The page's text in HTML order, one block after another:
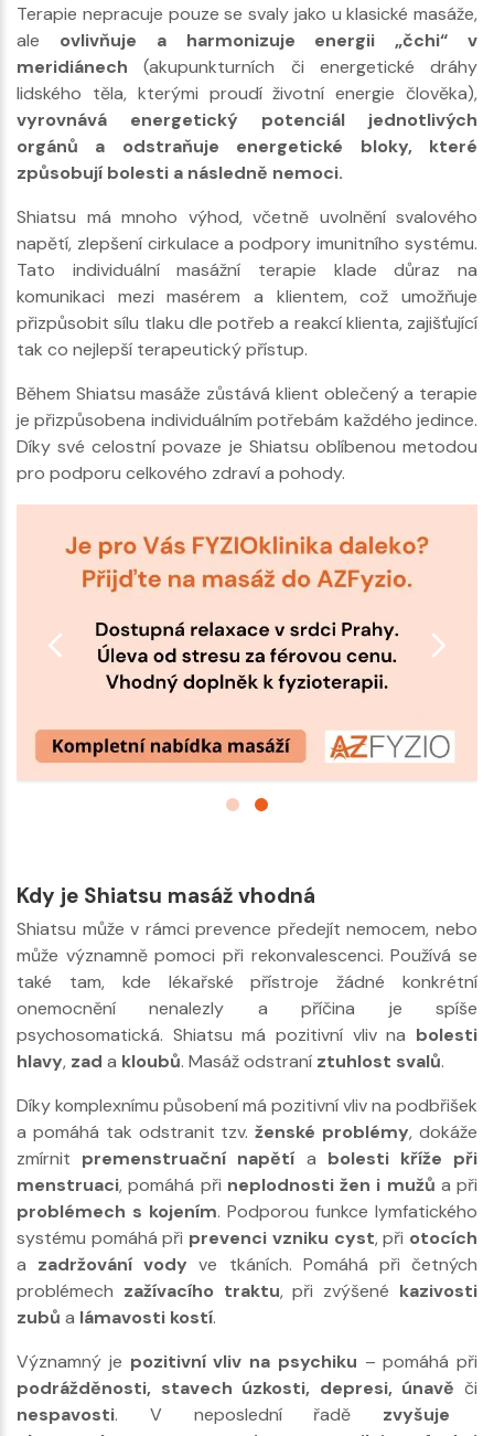
Terapie nepracuje pouze se svaly jako u klasické masáže,
ale ovlivňuje a harmonizuje energii „čchi“ v
meridiánech(akupunkturních či energetické dráhy
lidského těla, kterými proudí životní energie člověka),
vyrovnává energetický potenciál jednotlivých
orgánů a odstraňuje energetické bloky, které
způsobují bolesti a následně nemoci.
Shiatsu má mnoho výhod, včetně uvolnění svalového
napětí, zlepšení cirkulace a podpory imunitního systému.
Tato individuální masážní terapie klade důraz na
komunikaci mezi masérem a klientem, což umožňuje
přizpůsobit sílu tlaku dle potřeb a reakcí klienta, zajišťující
tak co nejlepší terapeutický přístup.
Během Shiatsu masáže zůstává klient oblečený a terapie
je přizpůsobena individuálním potřebám každého jedince.
Díky své celostní povaze je Shiatsu oblíbenou metodou
pro podporu celkového zdraví a pohody.
Kdy je Shiatsu masáž vhodná
Shiatsu může v rámci prevence předejít nemocem, nebo
může významně pomoci při rekonvalescenci. Používá se
také tam, kde lékařské přístroje žádné konkrétní
onemocnění nenalezly a příčina je spíše
psychosomatická. Shiatsu má pozitivní vliv na bolesti
hlavy, zad a kloubů. Masáž odstraní ztuhlost svalů.
Díky komplexnímu působení má pozitivní vliv na podbřišek
a pomáhá tak odstranit tzv. ženské problémy, dokáže
zmírnit premenstruační napětí a bolesti kříže při
menstruaci, pomáhá při neplodnosti žen i mužů a při
problémech s kojením. Podporou funkce lymfatického
systému pomáhá při prevenci vzniku cyst, při otocích
a zadržování vody ve tkáních. Pomáhá při četných
problémech zažívacího traktu, při zvýšené kazivosti
zubů a lámavosti kostí.
Významný je pozitivní vliv na psychiku – pomáhá při
podrážděnosti, stavech úzkosti, depresi, únavě či
nespavosti. V neposlední řadě zvyšuje